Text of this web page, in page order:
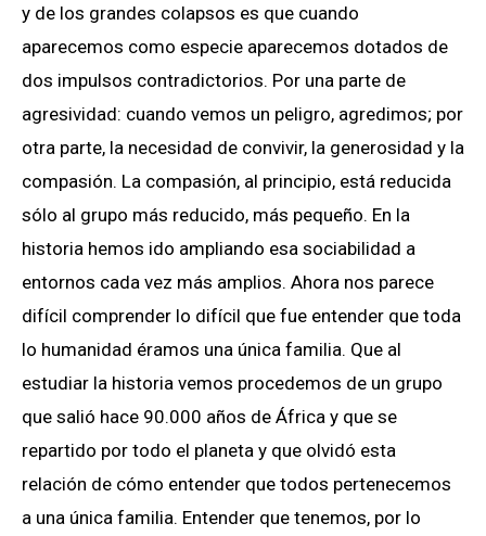
y de los grandes colapsos es que cuando
aparecemos como especie aparecemos dotados de
dos impulsos contradictorios. Por una parte de
agresividad: cuando vemos un peligro, agredimos; por
otra parte, la necesidad de convivir, la generosidad y la
compasión. La compasión, al principio, está reducida
sólo al grupo más reducido, más pequeño. En la
historia hemos ido ampliando esa sociabilidad a
entornos cada vez más amplios. Ahora nos parece
difícil comprender lo difícil que fue entender que toda
lo humanidad éramos una única familia. Que al
estudiar la historia vemos procedemos de un grupo
que salió hace 90.000 años de África y que se
repartido por todo el planeta y que olvidó esta
relación de cómo entender que todos pertenecemos
a una única familia. Entender que tenemos, por lo